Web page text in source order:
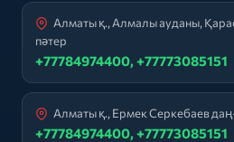
Алматы қ., Алмалы ауданы,
пәтер
+77784974400, +77773085151
Алматы қ., Ермек Серкебаев
+77784974400, +77773085151